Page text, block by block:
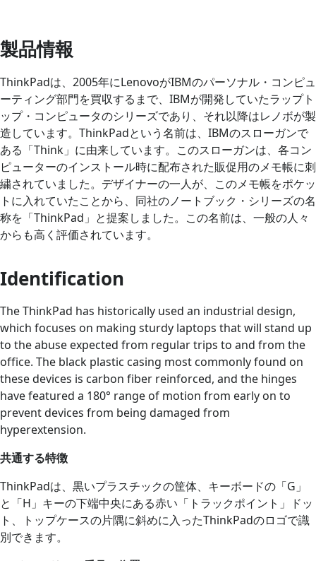
製品情報
ThinkPadは、2005年にLenovoがIBMのパーソナル・コンピュ
ーティング部門を買収するまで、IBMが開発していたラップト
ップ・コンピュータのシリーズであり、それ以降はレノボが製
造しています。ThinkPadという名前は、IBMのスローガンで
ある「Think」に由来しています。このスローガンは、各コン
ピューターのインストール時に配布された販促用のメモ帳に刺
繍されていました。デザイナーの一人が、このメモ帳をポケッ
トに入れていたことから、同社のノートブック・シリーズの名
称を「ThinkPad」と提案しました。この名前は、一般の人々
からも高く評価されています。
Identification
The ThinkPad has historically used an industrial design,
which focuses on making sturdy laptops that will stand up
to the abuse expected from regular trips to and from the
office. The black plastic casing most commonly found on
these devices is carbon fiber reinforced, and the hinges
have featured a 180° range of motion from early on to
prevent devices from being damaged from
hyperextension.
共通する特徴
ThinkPadは、黒いプラスチックの筐体、キーボードの「G」
と「H」キーの下端中央にある赤い「トラックポイント」ドッ
ト、トップケースの片隅に斜めに入ったThinkPadのロゴで識
別できます。